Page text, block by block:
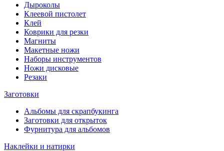
Дыроколы
Клеевой пистолет
Клей
Коврики для резки
Магниты
Макетные ножи
Наборы инструментов
Ножи дисковые
Резаки
Заготовки
Альбомы для скрапбукинга
Заготовки для открыток
Фурнитура для альбомов
Наклейки и натирки